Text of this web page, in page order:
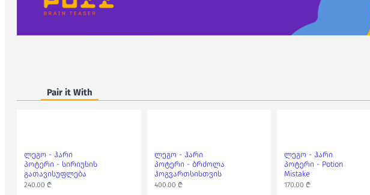
Pair it With
ლეგო - ჰარი
პოტერი - სირიუსის
გათავისუფლება
240.00 ₾
ლეგო - ჰარი
პოტერი - ბრძოლა
ჰოგვართსისთვის
400.00 ₾
ლეგო - ჰარი
პოტერი - Potion
Mistake
170.00 ₾